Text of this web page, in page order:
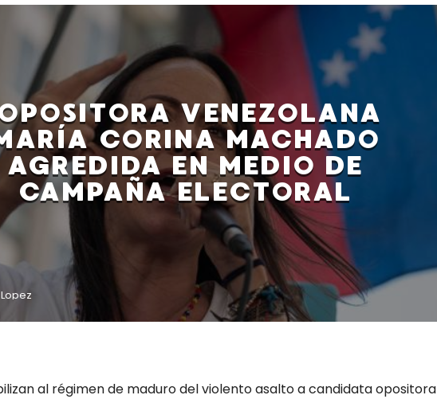
VENEZOLANA
CORINA MACHADO
AGREDIDA EN MEDIO DE
CAMPAÑA ELECTORAL
al régimen de maduro del violento asalto a candidata opositora